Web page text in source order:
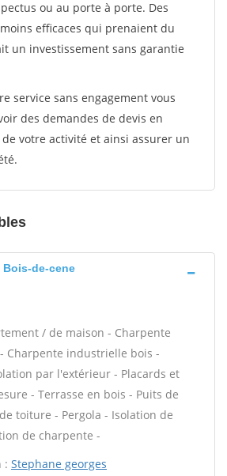
ou au porte à porte. Des
efficaces qui prenaient du
un investissement sans garantie
service sans engagement vous
des demandes de devis en
votre activité et ainsi assurer un
Bois-de-cene
/ de maison - Charpente
Charpente industrielle bois -
par l'extérieur - Placards et
- Terrasse en bois - Puits de
toiture - Pergola - Isolation de
de charpente -
: Stephane georges